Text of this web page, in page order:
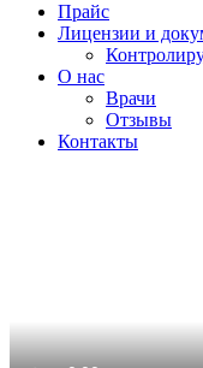
Прайс
Лицензии и
О нас
Врачи
Отзывы
Контакты